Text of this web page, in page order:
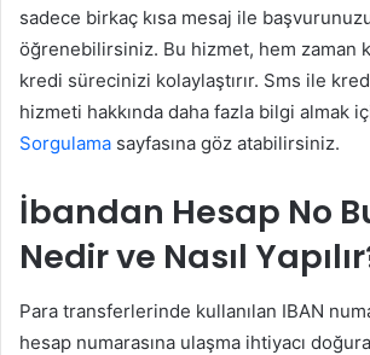
sadece birkaç kısa mesaj ile
öğrenebilirsiniz. Bu hizmet, hem zaman
kredi sürecinizi kolaylaştırır. Sms ile
hizmeti hakkında daha fazla bilgi almak
Sorgulama sayfasına göz atabilirsiniz.
İbandan Hesap No
Nedir ve Nasıl
Para transferlerinde kullanılan IBAN
hesap numarasına ulaşma ihtiyacı